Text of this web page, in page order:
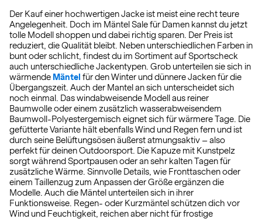
Der Kauf einer hochwertigen Jacke ist meist eine recht teure
Angelegenheit. Doch im Mäntel Sale für Damen kannst du jetzt
tolle Modell shoppen und dabei richtig sparen. Der Preis ist
reduziert, die Qualität bleibt. Neben unterschiedlichen Farben in
bunt oder schlicht, findest du im Sortiment auf Sportscheck
auch unterschiedliche Jackentypen. Grob unterteilen sie sich in
wärmende Mäntel für den Winter und dünnere Jacken für die
Übergangszeit. Auch der Mantel an sich unterscheidet sich
noch einmal. Das windabweisende Modell aus reiner
Baumwolle oder einem zusätzlich wasserabweisendem
Baumwoll-Polyestergemisch eignet sich für wärmere Tage. Die
gefütterte Variante hält ebenfalls Wind und Regen fern und ist
durch seine Belüftungsösen äußerst atmungsaktiv – also
perfekt für deinen Outdoorsport. Die Kapuze mit Kunstpelz
sorgt während Sportpausen oder an sehr kalten Tagen für
zusätzliche Wärme. Sinnvolle Details, wie Fronttaschen oder
einem Taillenzug zum Anpassen der Größe ergänzen die
Modelle. Auch die Mäntel unterteilen sich in ihrer
Funktionsweise. Regen- oder Kurzmäntel schützen dich vor
Wind und Feuchtigkeit, reichen aber nicht für frostige